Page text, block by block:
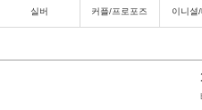
실버 커플/프로포즈 이니셜